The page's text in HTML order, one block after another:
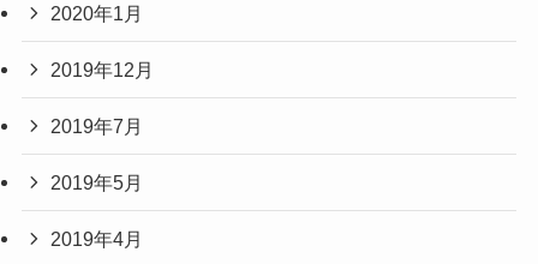
2020年1月
2019年12月
2019年7月
2019年5月
2019年4月